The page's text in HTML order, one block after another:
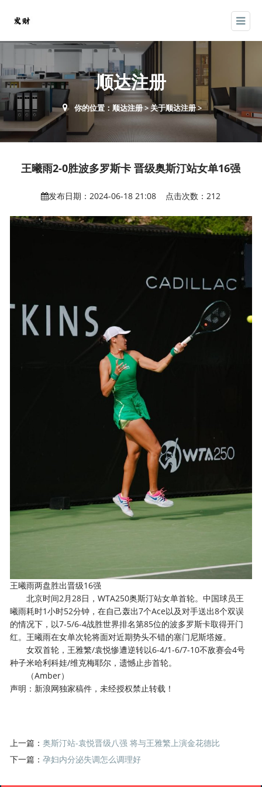
顺达注册
你的位置：顺达注册> 关于顺达注册>
王曦雨2-0胜波多罗斯卡 晋级奥斯汀站女单16强
发布日期：2024-06-18 21:08 点击次数：212
王曦雨两盘胜出晋级16强
北京时间2月28日，WTA250奥斯汀站女单首轮。中国球员王
曦雨耗时1小时52分钟，在自己轰出7个Ace以及对手送出8个双误
的情况下，以7-5/6-4战胜世界排名第85位的波多罗斯卡取得开门
红。王曦雨在女单次轮将面对近期势头不错的塞门尼斯塔娅。
女双首轮，王雅繁/袁悦惨遭逆转以6-4/1-6/7-10不敌赛会4号
种子米哈利科娃/维克梅耶尔，遗憾止步首轮。
（Amber）
声明：新浪网独家稿件，未经授权禁止转载！
上一篇：奥斯汀站-袁悦晋级八强 将与王雅繁上演金花德比
下一篇：孕妇内分泌失调怎么调理好